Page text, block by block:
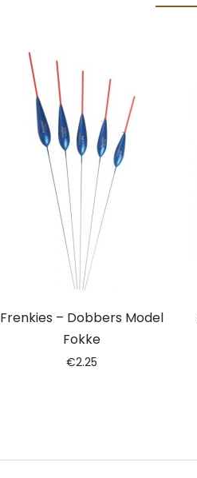
Frenkies – Dobbers Model
Fokke
€2.25